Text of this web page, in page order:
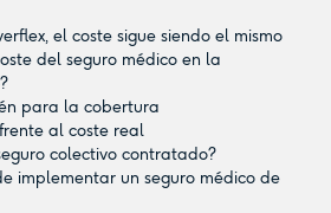
el coste sigue siendo el mismo
del seguro médico en la
para la cobertura
al coste real
colectivo contratado?
implementar un seguro médico de